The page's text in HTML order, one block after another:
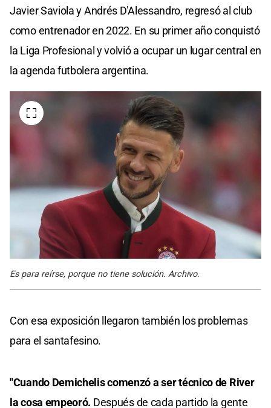
Javier Saviola y Andrés D'Alessandro, regresó al club
como entrenador en 2022. En su primer año conquistó
la Liga Profesional y volvió a ocupar un lugar central en
la agenda futbolera argentina.
Es para reírse, porque no tiene solución. Archivo.
Con esa exposición llegaron también los problemas
para el santafesino.
"Cuando Demichelis comenzó a ser técnico de River
la cosa empeoró. Después de cada partido la gente